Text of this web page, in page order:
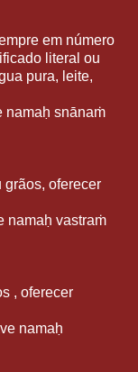
em número
literal ou
pura, leite,
snānaṁ
grãos, oferecer
vastraṁ
, oferecer
namaḥ